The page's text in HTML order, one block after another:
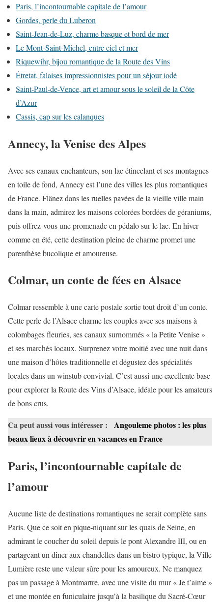
Paris, l’incontournable capitale de l’amour
Gordes, perle du Luberon
Saint-Jean-de-Luz, charme basque et bord de mer
Le Mont-Saint-Michel, entre ciel et mer
Riquewihr, bijou romantique de la Route des Vins
Étretat, falaises impressionnistes pour un séjour iodé
Saint-Paul-de-Vence, art et amour sous le soleil de la Côte
d’Azur
Cassis, cap sur les calanques
Annecy, la Venise des Alpes
Avec ses canaux enchanteurs, son lac étincelant et ses montagnes
en toile de fond, Annecy est l’une des villes les plus romantiques
de France. Flânez dans les ruelles pavées de la vieille ville main
dans la main, admirez les maisons colorées bordées de géraniums,
puis offrez-vous une promenade en pédalo sur le lac. En hiver
comme en été, cette destination pleine de charme promet une
parenthèse bucolique et amoureuse.
Colmar, un conte de fées en Alsace
Colmar ressemble à une carte postale sortie tout droit d’un conte.
Cette perle de l’Alsace charme les couples avec ses maisons à
colombages fleuries, ses canaux surnommés « la Petite Venise »
et ses marchés locaux. Surprenez votre moitié avec une nuit dans
une maison d’hôtes traditionnelle et dégustez des spécialités
locales dans un winstub convivial. C’est aussi une excellente base
pour explorer la Route des Vins d’Alsace, idéale pour les amateurs
de bons crus.
Ca peut aussi vous intéresser :
Angouleme photos : les plus
beaux lieux à découvrir en vacances en France
Paris, l’incontournable capitale de
l’amour
Aucune liste de destinations romantiques ne serait complète sans
Paris. Que ce soit en pique-niquant sur les quais de Seine, en
admirant le coucher du soleil depuis le pont Alexandre III, ou en
partageant un dîner aux chandelles dans un bistro typique, la Ville
Lumière reste une valeur sûre pour les amoureux. Ne manquez
pas un passage à Montmartre, avec une visite du mur « Je t’aime »
et une montée en funiculaire jusqu’à la basilique du Sacré-Cœur